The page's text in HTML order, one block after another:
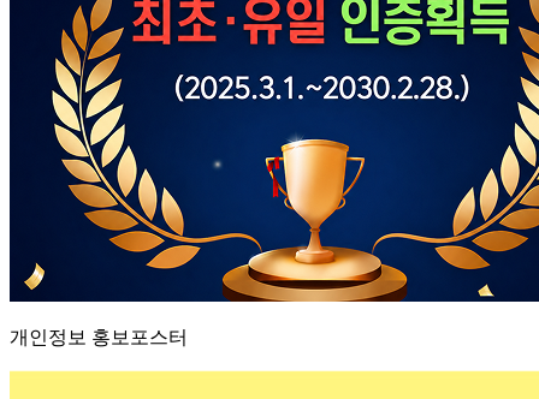
개인정보 홍보포스터